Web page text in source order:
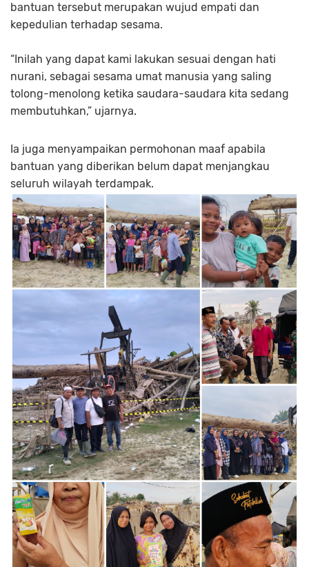
bantuan tersebut merupakan wujud empati dan
kepedulian terhadap sesama.
“Inilah yang dapat kami lakukan sesuai dengan hati
nurani, sebagai sesama umat manusia yang saling
tolong-menolong ketika saudara-saudara kita sedang
membutuhkan,” ujarnya.
Ia juga menyampaikan permohonan maaf apabila
bantuan yang diberikan belum dapat menjangkau
seluruh wilayah terdampak.